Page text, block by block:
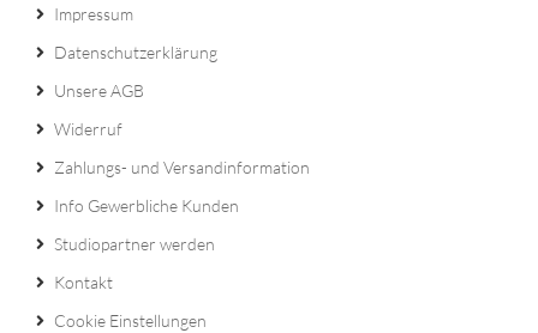
Impressum
Datenschutzerklärung
Unsere AGB
Widerruf
Zahlungs- und Versandinformation
Info Gewerbliche Kunden
Studiopartner werden
Kontakt
Cookie Einstellungen